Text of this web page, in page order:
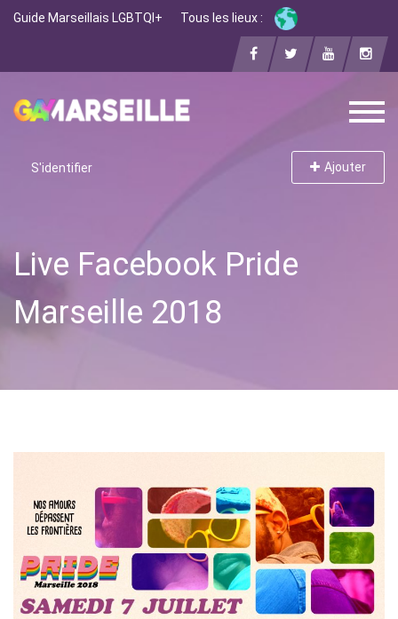
Guide Marseillais LGBTQI+ Tous les lieux :
S'identifier Ajouter
Live Facebook Pride
Marseille 2018